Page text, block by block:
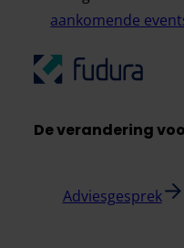
aankomende
De verandering
Adviesgesprek